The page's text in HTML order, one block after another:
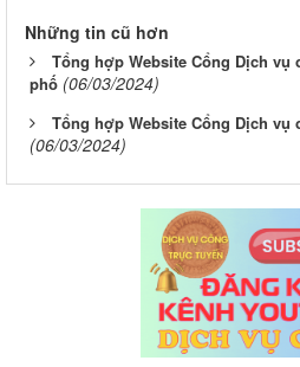
Những tin cũ hơn
Tổng hợp Website Cổng Dịch vụ
phố (06/03/2024)
Tổng hợp Website Cổng Dịch vụ
(06/03/2024)